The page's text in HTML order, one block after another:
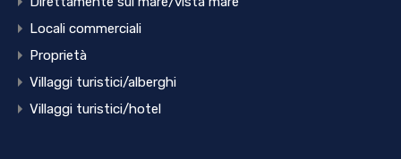
Locali commerciali
Proprietà
Villaggi turistici/alberghi
Villaggi turistici/hotel